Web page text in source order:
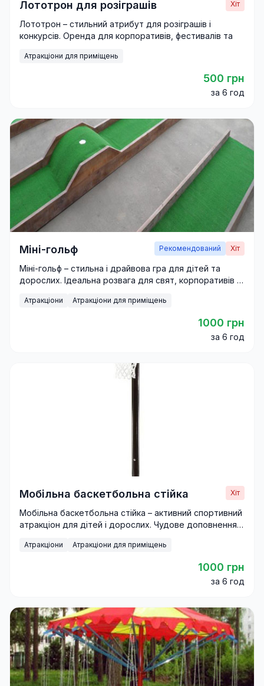
Лототрон для розіграшів Хіт
Лототрон – стильний атрибут для розіграшів і
конкурсів. Оренда для корпоративів, фестивалів та
Атракціони для приміщень
500 грн
за 6 год
Міні-гольф Рекомендований Хіт
Міні-гольф – стильна і драйвова гра для дітей та
дорослих. Ідеальна розвага для свят, корпоративів і
Атракціони Атракціони для приміщень
1000 грн
за 6 год
Мобільна баскетбольна стійка Хіт
Мобільна баскетбольна стійка – активний спортивний
атракціон для дітей і дорослих. Чудове доповнення
Атракціони Атракціони для приміщень
1000 грн
за 6 год